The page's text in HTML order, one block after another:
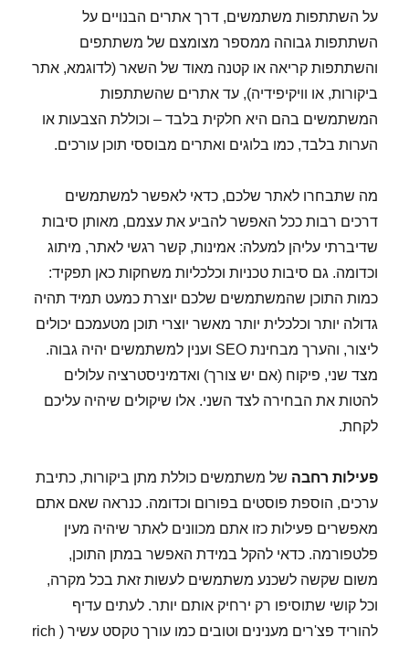
על השתתפות משתמשים, דרך אתרים הבנויים על
השתתפות גבוהה ממספר מצומצם של משתתפים
והשתתפות קריאה או קטנה מאוד של השאר (לדוגמא, אתר
ביקורות, או וויקיפידיה), עד אתרים שהשתתפות
המשתמשים בהם היא חלקית בלבד – וכוללת הצבעות או
הערות בלבד, כמו בלוגים ואתרים מבוססי תוכן עורכים.
מה שתבחרו לאתר שלכם, כדאי לאפשר למשתמשים
דרכים רבות ככל האפשר להביע את עצמם, מאותן סיבות
שדיברתי עליהן למעלה: אמינות, קשר רגשי לאתר, מיתוג
וכדומה. גם סיבות טכניות וכלכליות משחקות כאן תפקיד:
כמות התוכן שהמשתמשים שלכם יוצרת כמעט תמיד תהיה
גדולה יותר וכלכלית יותר מאשר יוצרי תוכן מטעמכם יכולים
ליצור, והערך מבחינת SEO וענין למשתמשים יהיה גבוה.
מצד שני, פיקוח (אם יש צורך) ואדמיניסטרציה עלולים
להטות את הבחירה לצד השני. אלו שיקולים שיהיה עליכם
לקחת.
פעילות רחבה של משתמשים כוללת מתן ביקורות, כתיבת
ערכים, הוספת פוסטים בפורום וכדומה. כנראה שאם אתם
מאפשרים פעילות כזו אתם מכוונים לאתר שיהיה מעין
פלטפורמה. כדאי להקל במידת האפשר במתן התוכן,
משום שקשה לשכנע משתמשים לעשות זאת בכל מקרה,
וכל קושי שתוסיפו רק ירחיק אותם יותר. לעתים עדיף
להוריד פצ'רים מענינים וטובים כמו עורך טקסט עשיר ( rich